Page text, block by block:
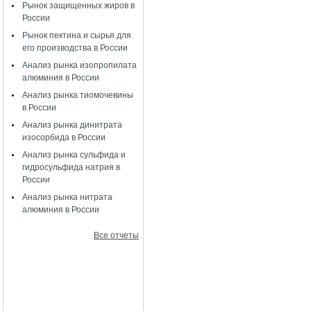
Рынок защищенных жиров в
России
Рынок пектина и сырья для
его производства в России
Анализ рынка изопропилата
алюминия в России
Анализ рынка тиомочевины
в России
Анализ рынка динитрата
изосорбида в России
Анализ рынка сульфида и
гидросульфида натрия в
России
Анализ рынка нитрата
алюминия в России
Все отчеты